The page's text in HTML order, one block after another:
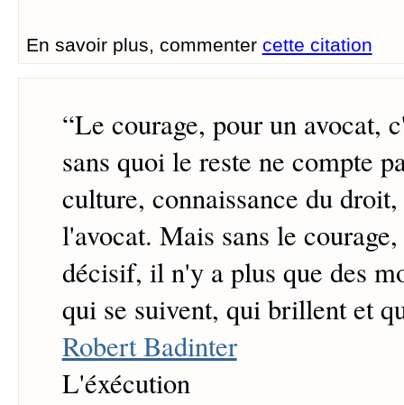
En savoir plus, commenter cette citation
“Le courage, pour un avocat,
sans quoi le reste ne compte
culture, connaissance du
l'avocat. Mais sans le
décisif, il n'y a plus que des
qui se suivent, qui brillent et
Robert Badinter
L'éxécution